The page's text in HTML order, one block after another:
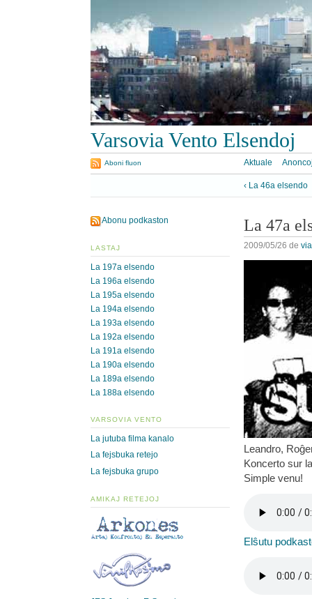
Varsovia Vento Elsendoj
Aktuale
Aboni fluon
‹ La 46a elsendo
La 47a
2009/05/26 de
Leandro,
Koncerto sur
Simple venu!
Elŝutu
Abonu podkaston
LASTAJ
La 197a elsendo
La 196a elsendo
La 195a elsendo
La 194a elsendo
La 193a elsendo
La 192a elsendo
La 191a elsendo
La 190a elsendo
La 189a elsendo
La 188a elsendo
VARSOVIA VENTO
La jutuba filma kanalo
La fejsbuka retejo
La fejsbuka grupo
AMIKAJ RETEJOJ